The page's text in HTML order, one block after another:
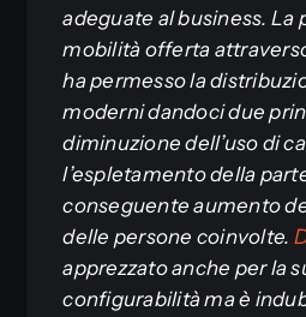
adeguate al business. La
mobilità offerta
ha permesso la
moderni dandoci due
diminuzione dell’uso di
l’espletamento della
conseguente aumento
delle persone coinvolte.
apprezzato anche per la
configurabilità ma è